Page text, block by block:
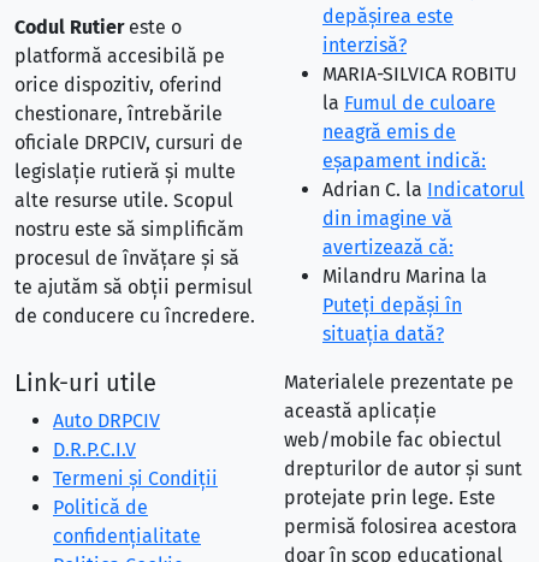
Codul Rutiereste o
platformă accesibilă pe
orice dispozitiv, oferind
chestionare, întrebările
oficiale DRPCIV, cursuri de
legislație rutieră și multe
alte resurse utile. Scopul
nostru este să simplificăm
procesul de învățare și să
te ajutăm să obții permisul
de conducere cu încredere.
depăşirea este
interzisă?
MARIA-SILVICA ROBITU
la Fumul de culoare
neagră emis de
eşapament indică:
Adrian C. la Indicatorul
din imagine vă
avertizează că:
Milandru Marina la
Puteţi depăşi în
situaţia dată?
Link-uri utile
Auto DRPCIV
D.R.P.C.I.V
Termeni și Condiții
Politică de
confidențialitate
Materialele prezentate pe
această aplicație
web/mobile fac obiectul
drepturilor de autor și sunt
protejate prin lege. Este
permisă folosirea acestora
doar în scop educațional